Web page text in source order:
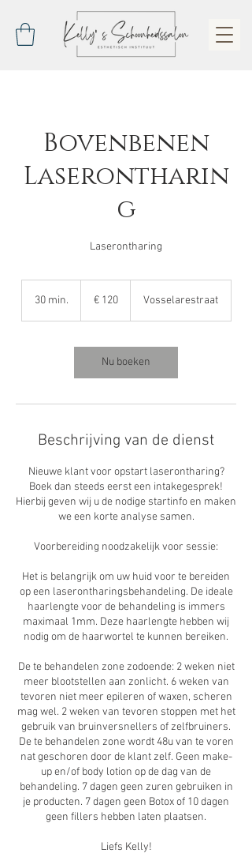
Bovenbenen
Laserontharin
g
Laserontharing
30 min. € 120 Vosselarestraat
Nu boeken
Beschrijving van de dienst
Nieuwe klant voor opstart laserontharing?
Boek dan steeds eerst een intakegesprek!
Hierbij geven wij u de nodige startinfo en maken
we een korte analyse samen.
Voorbereiding noodzakelijk voor sessie:
Het is belangrijk om uw huid voor te bereiden
op een laserontharingsbehandeling. De ideale
haarlengte voor de behandeling is immers
maximaal 1mm. Deze haarlengte hebben wij
nodig om de haarwortel te kunnen bereiken.
De te behandelen zone zodoende: 2 weken niet
meer blootstellen aan zonlicht. 6 weken van
tevoren niet meer epileren of waxen, scheren
mag wel. 2 weken van tevoren stoppen met het
gebruik van bruinversnellers of zelfbruiners.
De te behandelen zone wordt 48u van te voren
nat geschoren door de klant zelf. Geen make-
up en/of body lotion op de dag van de
behandeling. 7 dagen geen zuren gebruiken in
je producten. 7 dagen geen Botox of 10 dagen
geen fillers hebben laten plaatsen.
Liefs Kelly!